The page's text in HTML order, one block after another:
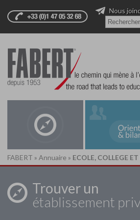
Nous
FABERT » Annuaire » ECOLE, COLLEGE
Trouver un
établissement